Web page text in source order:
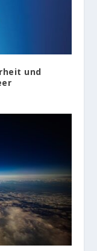
und